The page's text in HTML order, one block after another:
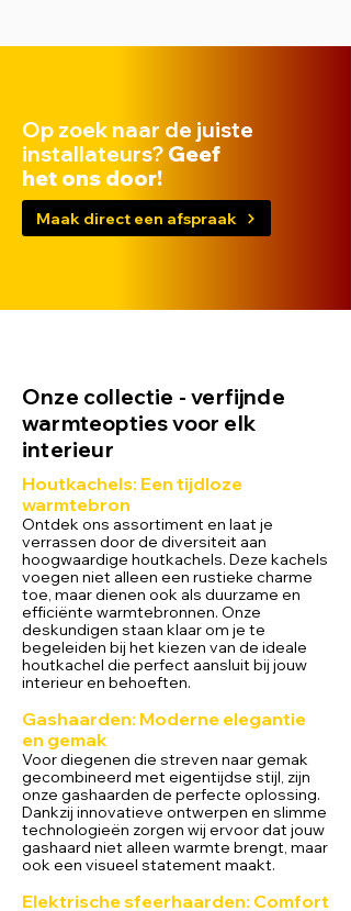
Op zoek naar de juiste
installateurs? Geef
het ons door!
Maak direct een afspraak
Onze collectie - verfijnde
warmteopties voor elk
interieur
Houtkachels: Een tijdloze
warmtebron
Ontdek ons assortiment en laat je
verrassen door de diversiteit aan
hoogwaardige houtkachels. Deze kachels
voegen niet alleen een rustieke charme
toe, maar dienen ook als duurzame en
efficiënte warmtebronnen. Onze
deskundigen staan klaar om je te
begeleiden bij het kiezen van de ideale
houtkachel die perfect aansluit bij jouw
interieur en behoeften.
Gashaarden: Moderne elegantie
en gemak
Voor diegenen die streven naar gemak
gecombineerd met eigentijdse stijl, zijn
onze gashaarden de perfecte oplossing.
Dankzij innovatieve ontwerpen en slimme
technologieën zorgen wij ervoor dat jouw
gashaard niet alleen warmte brengt, maar
ook een visueel statement maakt.
Elektrische sfeerhaarden: Comfort